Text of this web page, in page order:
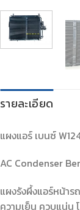
รายละเอียด
แผงแอร์ เบนซ์
AC Condenser
แผงรังผึ้งแอร์หน้าร
ความเย็น ควบแน่น